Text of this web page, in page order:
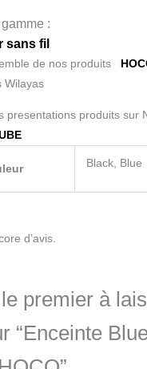
:
sans fil
de nos produits
Wilayas
presentations produits sur
Black, Blue
d’avis.
premier à
“Enceinte